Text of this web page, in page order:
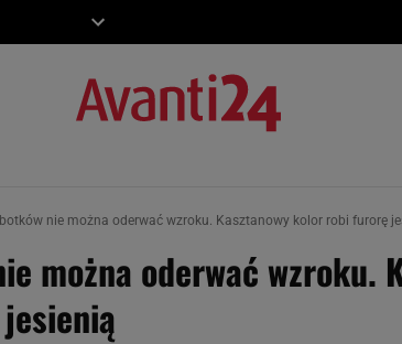
nie można oderwać wzroku. Kasztanowy kolor robi furorę
można oderwać wzroku.